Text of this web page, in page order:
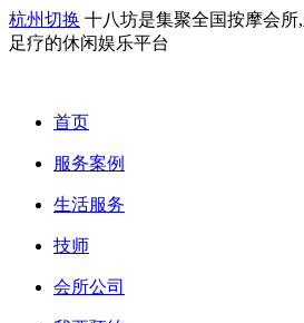
杭州切换 十八坊是集聚全国按摩会所
足疗的休闲娱乐平台
首页
服务案例
生活服务
技师
会所公司